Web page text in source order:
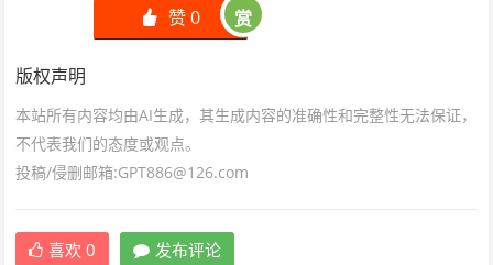
󰄼 赞0 赏
版权声明
本站所有内容均由AI生成，其生成内容的准确性和完整性无法保证，
不代表我们的态度或观点。
投稿/侵删邮箱:GPT886@126.com
喜欢 0 发布评论